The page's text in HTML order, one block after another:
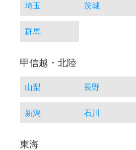
埼玉 茨城
群馬
甲信越・北陸
山梨 長野
新潟 石川
東海